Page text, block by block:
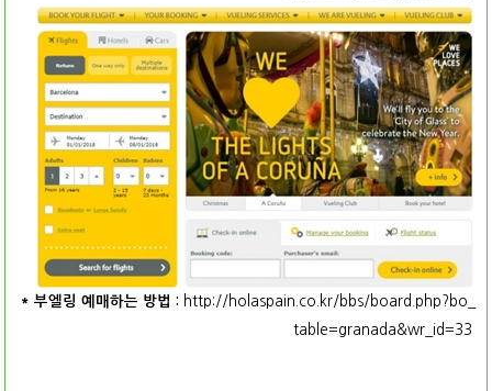
* 부엘링 예매하는 방법 : http://holaspain.co.kr/bbs/board.php?bo_
table=granada&wr_id=33